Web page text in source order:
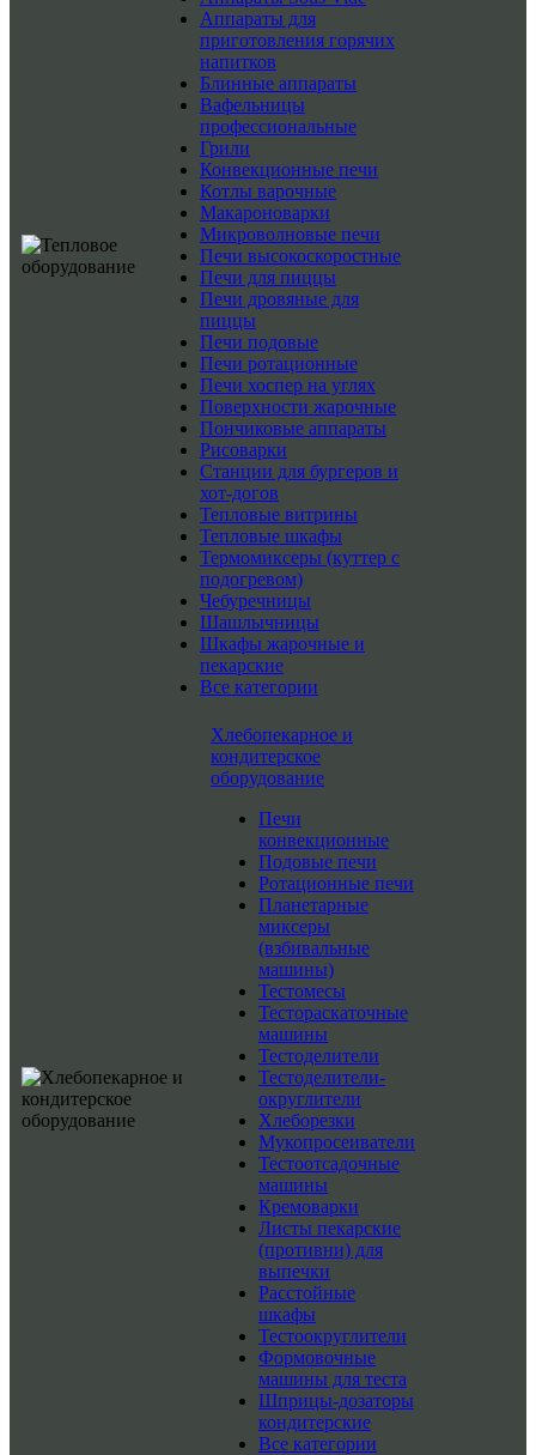
Аппараты для
приготовления горячих
напитков
Блинные аппараты
Вафельницы
профессиональные
Грили
Конвекционные печи
Котлы варочные
Макароноварки
Микроволновые печи
Печи высокоскоростные
Печи для пиццы
Печи дровяные для
пиццы
Печи подовые
Печи ротационные
Печи хоспер на углях
Поверхности жарочные
Пончиковые аппараты
Рисоварки
Станции для бургеров и
хот-догов
Тепловые витрины
Тепловые шкафы
Термомиксеры (куттер с
подогревом)
Чебуречницы
Шашлычницы
Шкафы жарочные и
пекарские
Все категории
Хлебопекарное и
кондитерское
оборудование
Печи
конвекционные
Подовые печи
Ротационные печи
Планетарные
миксеры
(взбивальные
машины)
Тестомесы
Тестораскаточные
машины
Тестоделители
Тестоделители-
округлители
Хлеборезки
Мукопросеиватели
Тестоотсадочные
машины
Кремоварки
Листы пекарские
(противни) для
выпечки
Расстойные
шкафы
Тестоокруглители
Формовочные
машины для теста
Шприцы-дозаторы
кондитерские
Все категории